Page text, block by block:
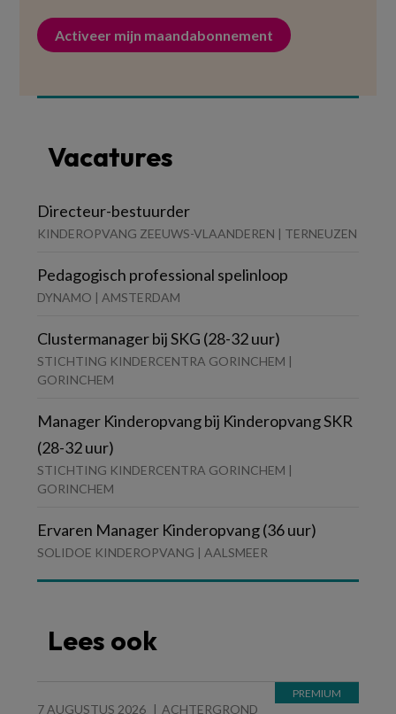
Activeer mijn maandabonnement
Vacatures
Directeur-bestuurder
KINDEROPVANG ZEEUWS-VLAANDEREN | TERNEUZEN
Pedagogisch professional spelinloop
DYNAMO | AMSTERDAM
Clustermanager bij SKG (28-32 uur)
STICHTING KINDERCENTRA GORINCHEM |
GORINCHEM
Manager Kinderopvang bij Kinderopvang SKR
(28-32 uur)
STICHTING KINDERCENTRA GORINCHEM |
GORINCHEM
Ervaren Manager Kinderopvang (36 uur)
SOLIDOE KINDEROPVANG | AALSMEER
Lees ook
7 AUGUSTUS 2026 ACHTERGROND